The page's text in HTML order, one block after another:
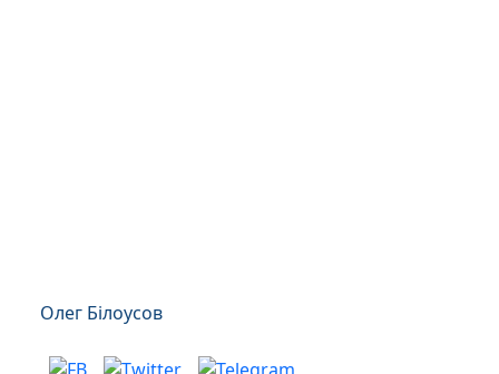
Олег Білоусов